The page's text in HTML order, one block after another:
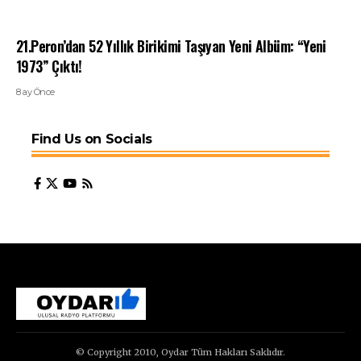
21.Peron’dan 52 Yıllık Birikimi Taşıyan Yeni Albüm: “Yeni
1973” Çıktı!
8 ay Önce
Find Us on Socials
© Copyright 2010, Oydar Tüm Hakları Saklıdır.